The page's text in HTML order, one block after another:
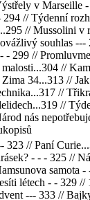
v Marseille
294 // Týdenní
// Mussolini v
souhlas
- 299 //
malosti...304 //
Zima 34...313 //
//
//
nás
323 // Paní
- - - 325 //
samota
létech - - 329
--- 333 //